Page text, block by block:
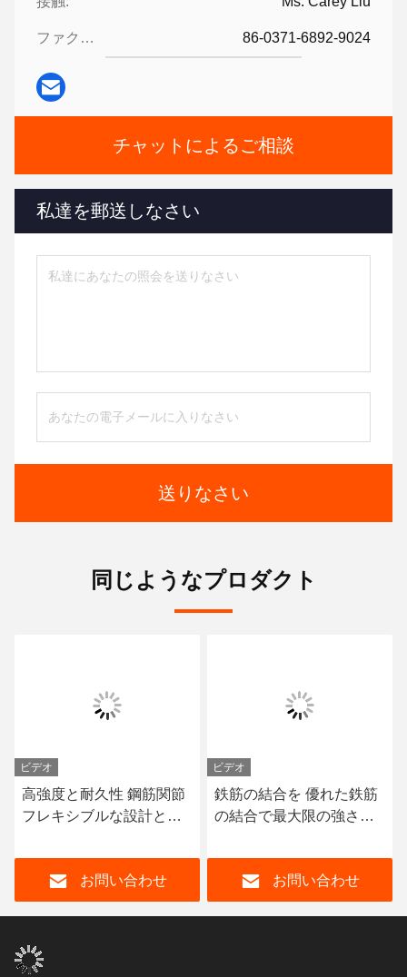
ファクシミリ: 86-0371-6892-9024
チャットによるご相談
私達を郵送しなさい
送りなさい
同じようなプロダクト
ビデオ
高強度と耐久性 鋼筋関節
フレキシブルな設計と構
お問い合わせ
ビデオ
鉄筋の結合を 優れた鉄筋
の結合で最大限の強さで
お問い合わせ